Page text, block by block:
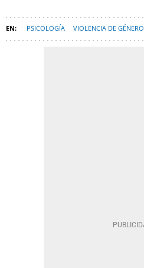
PSICOLOGÍA VIOLENCIA DE GÉNERO